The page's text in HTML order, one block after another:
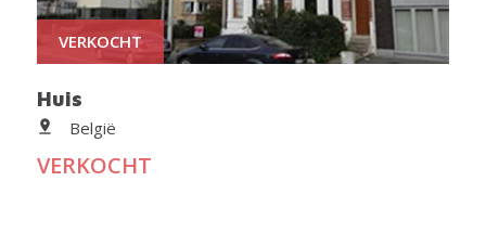
VERKOCHT
Huis
België
VERKOCHT